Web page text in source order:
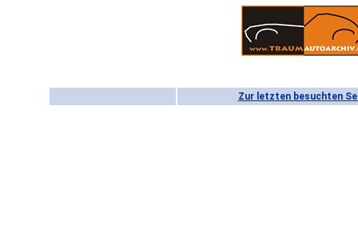
Zur letzten besuchten